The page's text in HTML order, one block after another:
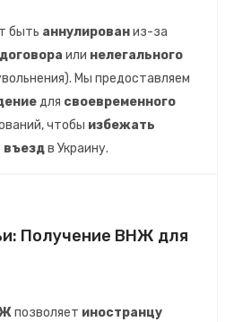
быть аннулированиз-за
или нелегального
Мы предоставляем
для своевременного
чтобы избежать
въездв Украину.
Получение ВНЖ для
позволяет иностранцу